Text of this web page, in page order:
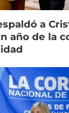
a
año de la